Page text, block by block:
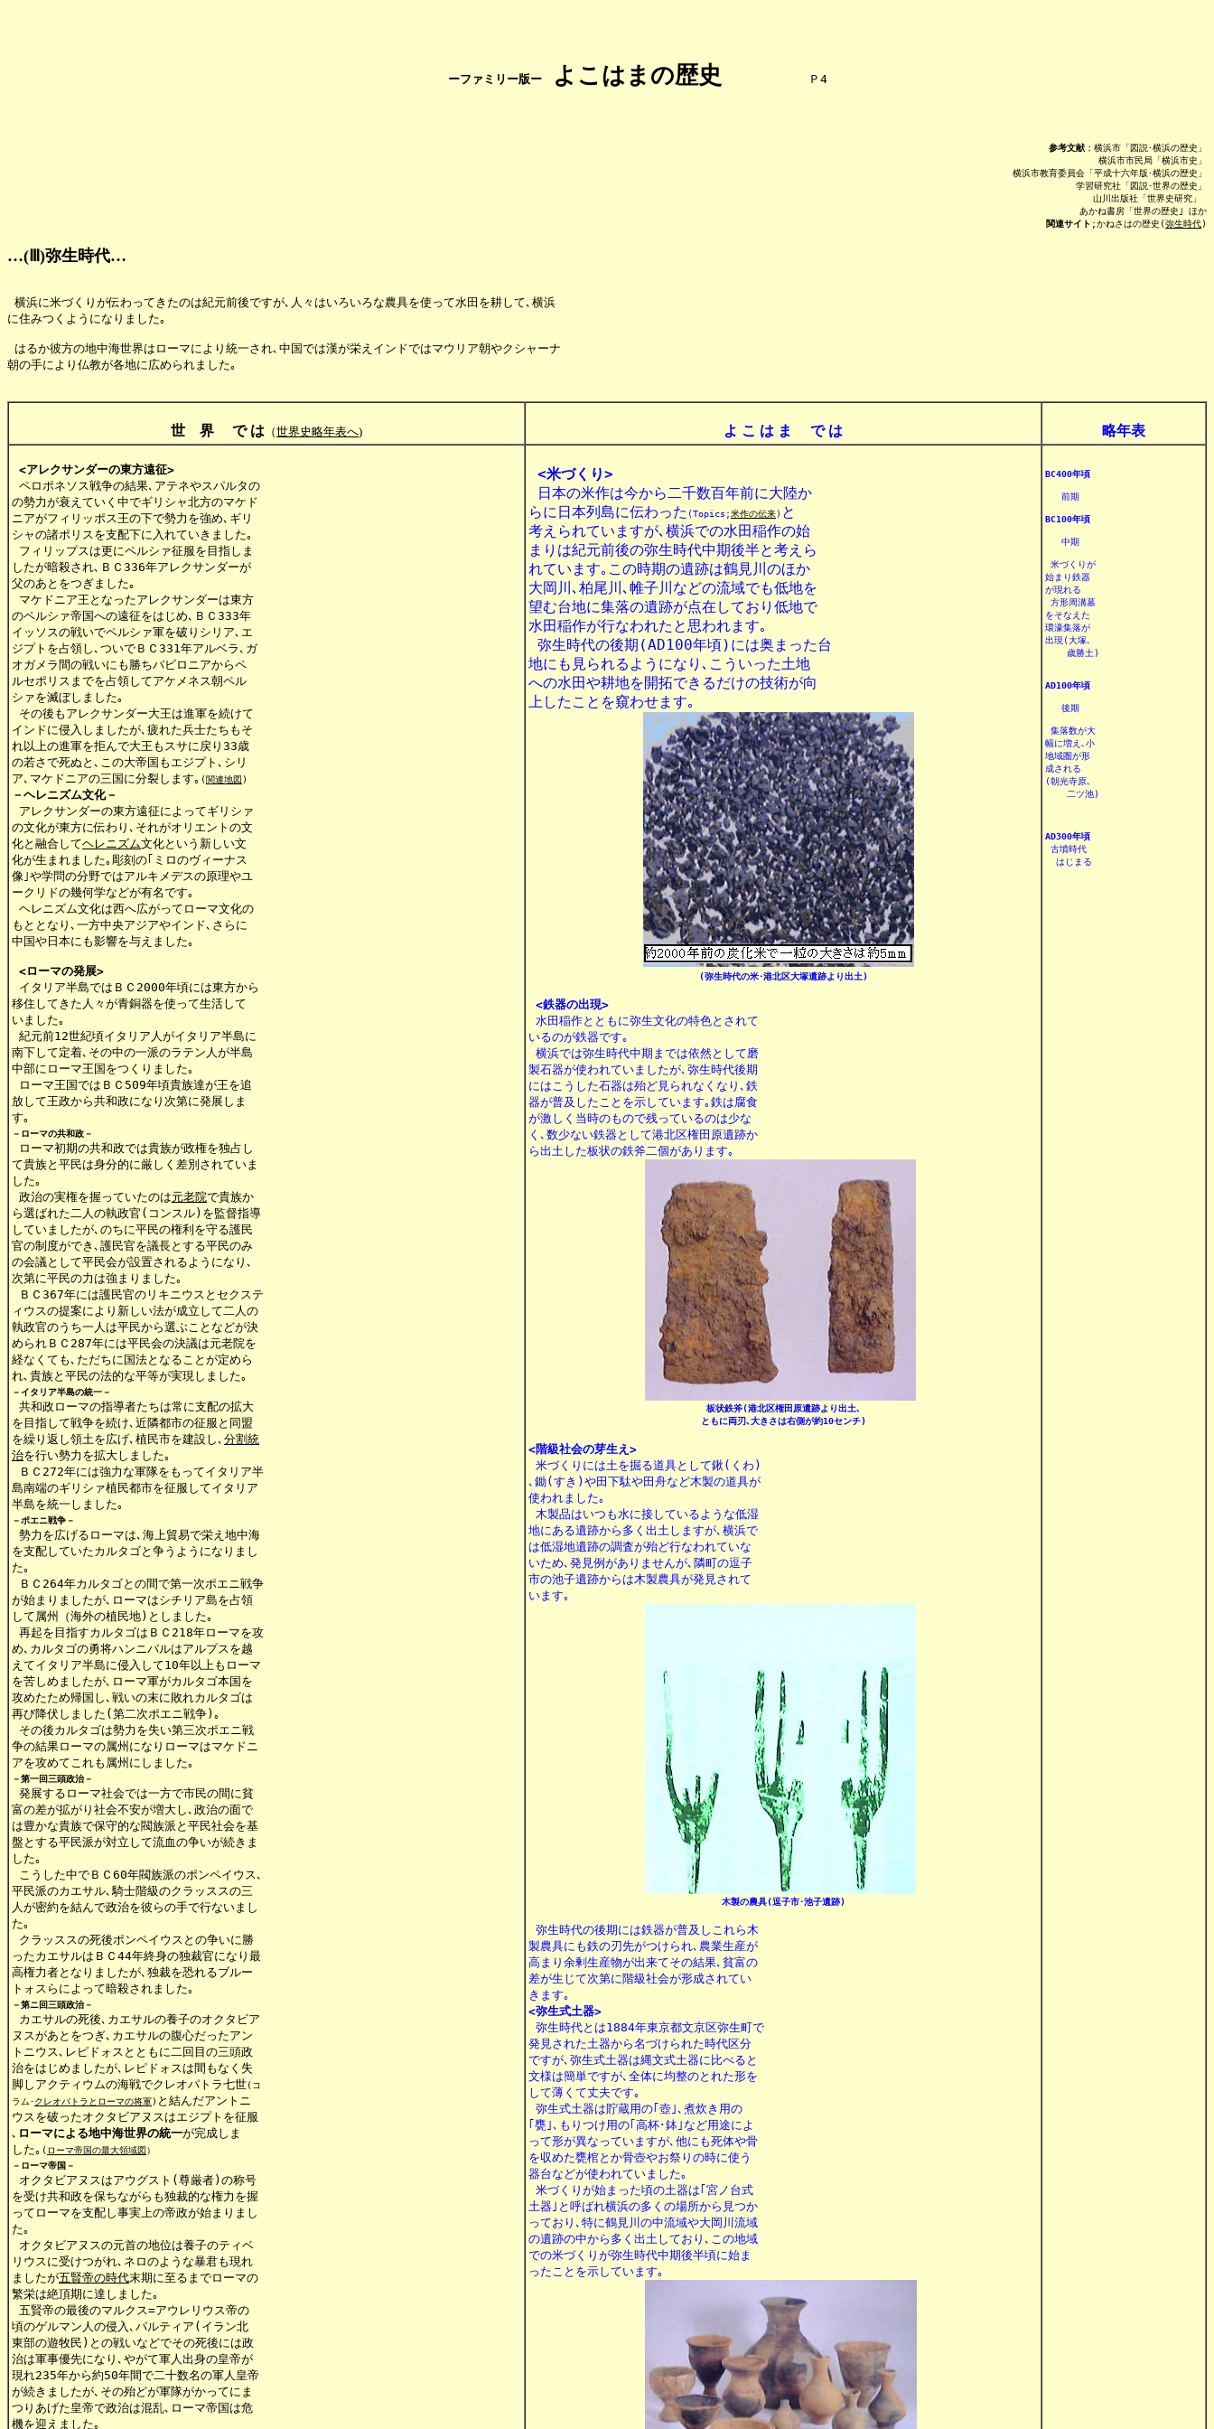
  　　　　ーファミリー版ー
よこはまの歴史
            Ｐ4
参考文献 ；横浜市「図説･横浜の歴史」
                            横浜市市民局「横浜市史」
         横浜市教育委員会「平成十六年版･横浜の歴史」
                       学習研究社「図説･世界の歴史」
                            山川出版社「世界史研究」
関連サイト ;かねさはの歴史(弥生時代)
…(Ⅲ)弥生時代…
横浜に米づくりが伝わってきたのは紀元前後ですが､人々はいろいろな農具を使って水田を耕して､横浜
に住みつくようになりました｡
はるか彼方の地中海世界はローマにより統一され､中国では漢が栄えインドではマウリア朝やクシャーナ
朝の手により仏教が各地に広められました｡
世 界 で は （世界史略年表へ) よ こ は ま で は 略年表
<アレクサンダーの東方遠征>
ペロポネソス戦争の結果､アテネやスパルタの
の勢力が衰えていく中でギリシャ北方のマケド
ニアがフィリッポス王の下で勢力を強め､ギリ
シャの諸ポリスを支配下に入れていきました｡
フィリップスは更にペルシァ征服を目指しま
したが暗殺され､ＢＣ336年アレクサンダーが
父のあとをつぎました｡
マケドニア王となったアレクサンダーは東方
のペルシァ帝国への遠征をはじめ､ＢＣ333年
イッソスの戦いでペルシァ軍を破りシリア､エ
ジプトを占領し､ついでＢＣ331年アルベラ､ガ
オガメラ間の戦いにも勝ちバビロニアからペ
ルセポリスまでを占領してアケメネス朝ペル
シァを滅ぼしました｡
その後もアレクサンダー大王は進軍を続けて
インドに侵入しましたが､疲れた兵士たちもそ
れ以上の進軍を拒んで大王もスサに戻り33歳
の若さで死ぬと､この大帝国もエジプト､シリ
ア､マケドニアの三国に分裂します｡ (関連地図 )
－ヘレニズム文化－
アレクサンダーの東方遠征によってギリシァ
の文化が東方に伝わり､それがオリエントの文
化と融合してヘレニズム文化という新しい文
化が生まれました｡彫刻の｢ミロのヴィーナス
像｣や学問の分野ではアルキメデスの原理やユ
ークリドの幾何学などが有名です｡
ヘレニズム文化は西へ広がってローマ文化の
もととなり､一方中央アジアやインド､さらに
中国や日本にも影響を与えました｡
<ローマの発展>
イタリア半島ではＢＣ2000年頃には東方から
移住してきた人々が青銅器を使って生活して
いました｡
紀元前12世紀頃イタリア人がイタリア半島に
南下して定着､その中の一派のラテン人が半島
中部にローマ王国をつくりました｡
ローマ王国ではＢＣ509年頃貴族達が王を追
放して王政から共和政になり次第に発展しま
す｡
－ローマの共和政－
ローマ初期の共和政では貴族が政権を独占し
て貴族と平民は身分的に厳しく差別されていま
した｡
政治の実権を握っていたのは元老院で貴族か
ら選ばれた二人の執政官(コンスル)を監督指導
していましたが､のちに平民の権利を守る護民
官の制度ができ､護民官を議長とする平民のみ
の会議として平民会が設置されるようになり､
次第に平民の力は強まりました｡
ＢＣ367年には護民官のリキニウスとセクステ
ィウスの提案により新しい法が成立して二人の
執政官のうち一人は平民から選ぶことなどが決
められＢＣ287年には平民会の決議は元老院を
経なくても､ただちに国法となることが定めら
れ､貴族と平民の法的な平等が実現しました｡
－イタリア半島の統一－
共和政ローマの指導者たちは常に支配の拡大
を目指して戦争を続け､近隣都市の征服と同盟
を繰り返し領土を広げ､植民市を建設し､ 分割統
治を行い勢力を拡大しました｡
ＢＣ272年には強力な軍隊をもってイタリア半
島南端のギリシァ植民都市を征服してイタリア
半島を統一しました｡
－ポエニ戦争－
勢力を広げるローマは､海上貿易で栄え地中海
を支配していたカルタゴと争うようになりまし
た｡
ＢＣ264年カルタゴとの間で第一次ポエニ戦争
が始まりましたが､ローマはシチリア島を占領
して属州（海外の植民地)としました｡
再起を目指すカルタゴはＢＣ218年ローマを攻
め､カルタゴの勇将ハンニバルはアルプスを越
えてイタリア半島に侵入して10年以上もローマ
を苦しめましたが､ローマ軍がカルタゴ本国を
攻めたため帰国し､戦いの末に敗れカルタゴは
再び降伏しました(第二次ポエニ戦争)｡
その後カルタゴは勢力を失い第三次ポエニ戦
争の結果ローマの属州になりローマはマケドニ
アを攻めてこれも属州にしました｡
－第一回三頭政治－
発展するローマ社会では一方で市民の間に貧
富の差が拡がり社会不安が増大し､政治の面で
は豊かな貴族で保守的な閥族派と平民社会を基
盤とする平民派が対立して流血の争いが続きま
した｡
こうした中でＢＣ60年閥族派のポンペイウス､
平民派のカエサル､騎士階級のクラッススの三
人が密約を結んで政治を彼らの手で行ないまし
た｡
クラッススの死後ポンペイウスとの争いに勝
ったカエサルはＢＣ44年終身の独裁官になり最
高権力者となりましたが､独裁を恐れるブルー
トォスらによって暗殺されました｡
－第ニ回三頭政治－
カエサルの死後､カエサルの養子のオクタビア
ヌスがあとをつぎ､カエサルの腹心だったアン
トニウス､レピドォスとともに二回目の三頭政
治をはじめましたが､レピドォスは間もなく失
脚しアクティウムの海戦でクレオパトラ七世(コ
ラム･クレオパトラとローマの将軍) と結んだアントニ
ウスを破ったオクタビアヌスはエジプトを征服
､ ローマによる地中海世界の統一が完成しま
した｡ (ローマ帝国の最大領域図
－ローマ帝国－
オクタビアヌスはアウグスト(尊厳者)の称号
を受け共和政を保ちながらも独裁的な権力を握
ってローマを支配し事実上の帝政が始まりまし
た｡
オクタビアヌスの元首の地位は養子のティベ
リウスに受けつがれ､ネロのような暴君も現れ
ましたが五賢帝の時代末期に至るまでローマの
繁栄は絶頂期に達しました｡
五賢帝の最後のマルクス=アウレリウス帝の
頃のゲルマン人の侵入､パルティア(イラン北
東部の遊牧民)との戦いなどでその死後には政
治は軍事優先になり､やがて軍人出身の皇帝が
現れ235年から約50年間で二十数名の軍人皇帝
が続きましたが､その殆どが軍隊がかってにま
つりあげた皇帝で政治は混乱､ローマ帝国は危
機を迎えました｡
<米づくり>
日本の米作は今から二千数百年前に大陸か
らに日本列島に伝わった (Topics;米作の伝来) と
考えられていますが､横浜での水田稲作の始
まりは紀元前後の弥生時代中期後半と考えら
れています｡この時期の遺跡は鶴見川のほか
大岡川､柏尾川､帷子川などの流域でも低地を
望む台地に集落の遺跡が点在しており低地で
水田稲作が行なわれたと思われます｡
弥生時代の後期(AD100年頃)には奥まった台
地にも見られるようになり､こういった土地
への水田や耕地を開拓できるだけの技術が向
(弥生時代の米･港北区大塚遺跡より出土)
<鉄器の出現>
水田稲作とともに弥生文化の特色とされて
いるのが鉄器です｡
横浜では弥生時代中期までは依然として磨
製石器が使われていましたが､弥生時代後期
にはこうした石器は殆ど見られなくなり､鉄
器が普及したことを示しています｡鉄は腐食
が激しく当時のもので残っているのは少な
く､数少ない鉄器として港北区権田原遺跡か
板状鉄斧(港北区権田原遺跡より出土､
ともに両刃､大きさは右側が約10センチ)
<階級社会の芽生え>
米づくりには土を掘る道具として鍬(くわ)
､鋤(すき)や田下駄や田舟など木製の道具が
使われました｡
木製品はいつも水に接しているような低湿
地にある遺跡から多く出土しますが､横浜で
は低湿地遺跡の調査が殆ど行なわれていな
いため､発見例がありませんが､隣町の逗子
市の池子遺跡からは木製農具が発見されて
います｡
木製の農具(逗子市･池子遺跡)
弥生時代の後期には鉄器が普及しこれら木
製農具にも鉄の刃先がつけられ､農業生産が
高まり余剰生産物が出来てその結果､貧富の
差が生じて次第に階級社会が形成されてい
<弥生式土器>
弥生時代とは1884年東京都文京区弥生町で
発見された土器から名づけられた時代区分
ですが､弥生式土器は縄文式土器に比べると
文様は簡単ですが､全体に均整のとれた形を
して薄くて丈夫です｡
弥生式土器は貯蔵用の｢壺｣､煮炊き用の
｢甕｣､もりつけ用の｢高杯･鉢｣など用途によ
って形が異なっていますが､他にも死体や骨
を収めた甕棺とか骨壺やお祭りの時に使う
器台などが使われていました｡
米づくりが始まった頃の土器は｢宮ノ台式
土器｣と呼ばれ横浜の多くの場所から見つか
っており､特に鶴見川の中流域や大岡川流域
の遺跡の中から多く出土しており､この地域
での米づくりが弥生時代中期後半頃に始ま
BC400年頃
   前期
BC100年頃
   中期
米づくりが
始まり鉄器
が現れる
方形周溝墓
をそなえた
環濠集落が
出現(大塚､
    歳勝土)
AD100年頃
   後期
集落数が大
幅に増え､小
地域圏が形
成される
(朝光寺原､
    二ツ池)
AD300年頃
古墳時代
  はじまる